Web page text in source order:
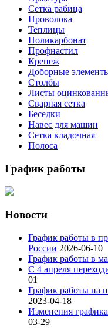
Сетка рабица
Проволока
Теплицы
Поликарбонат
Профнастил
Крепеж
Доборные
Столбы
Листы
Сварная сетка
Беседки
Навес для машин
Сетка кладочная
Полоса
График работы
Новости
График работы в
России 2026-06-10
График работы в
С 4 апреля
01
График работы на
2023-04-18
Изменения
03-29